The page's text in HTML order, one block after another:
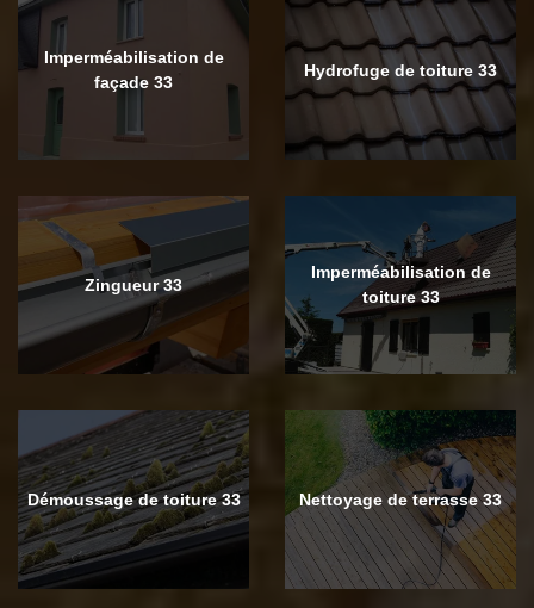
Imperméabilisation de
façade 33
Hydrofuge de toiture 33
Zingueur 33
Imperméabilisation de
toiture 33
Démoussage de toiture 33 Nettoyage de terrasse 33